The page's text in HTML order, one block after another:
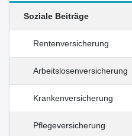
Soziale Beiträge
Rentenversicherung
Arbeitslosenversicherung
Krankenversicherung
Pflegeversicherung